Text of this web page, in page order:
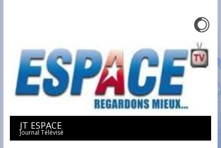
JT ESPACE
Journal Télévisé